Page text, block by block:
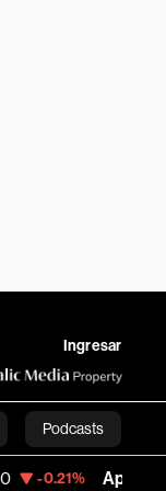
Ingresar
Podcasts
Apple 310.94